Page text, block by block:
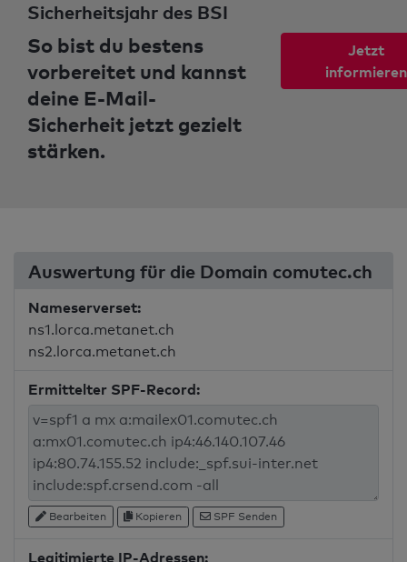
Sicherheitsjahr des BSI
So bist du bestens
vorbereitet und kannst
deine E-Mail-
Sicherheit jetzt gezielt
stärken.
Jetzt
informieren
Auswertung für die Domain comutec.ch
Nameserverset:
ns1.lorca.metanet.ch
ns2.lorca.metanet.ch
Ermittelter SPF-Record:
Bearbeiten Kopieren SPF Senden
Legitimierte IP-Adressen: